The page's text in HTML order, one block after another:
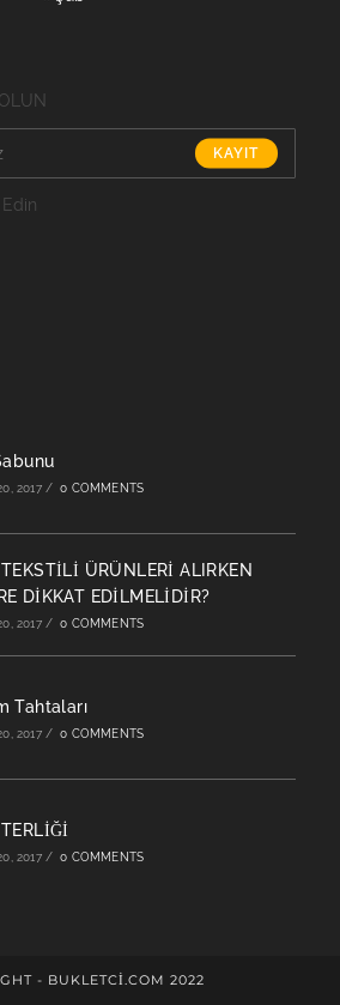
KAYIT
Edin
2017 / 0 COMMENTS
ÜRÜNLERİ ALIRKEN
DİKKAT EDİLMELİDİR?
2017 / 0 COMMENTS
Tahtaları
2017 / 0 COMMENTS
2017 / 0 COMMENTS
- BUKLETCİ.COM 2022